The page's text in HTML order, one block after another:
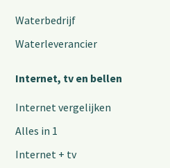
Waterbedrijf
Waterleverancier
Internet, tv en bellen
Internet vergelijken
Alles in 1
Internet + tv